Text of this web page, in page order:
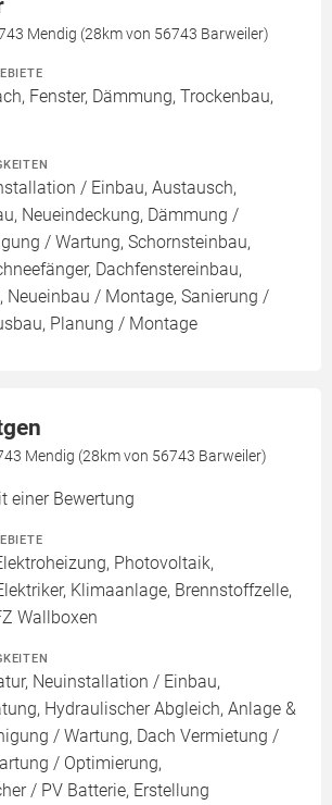
Mendig (28km von 56743 Barweiler)
Fenster, Dämmung, Trockenbau,
/ Einbau, Austausch,
Neueindeckung, Dämmung /
/ Wartung, Schornsteinbau,
Dachfenstereinbau,
Neueinbau / Montage, Sanierung /
Planung / Montage
Mendig (28km von 56743 Barweiler)
einer Bewertung
Photovoltaik,
Klimaanlage, Brennstoffzelle,
Wallboxen
Neuinstallation / Einbau,
Hydraulischer Abgleich, Anlage &
/ Wartung, Dach Vermietung /
/ Optimierung,
/ PV Batterie, Erstellung